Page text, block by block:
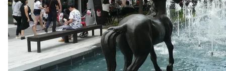
торкнулася й збирання сміття та його
Нерівність і
Життя в цьому наскрізь комп'ютеризованому
повноцінне життя в Сонґдо, потрібно мати дохід
отримало назву «цифрова нерівність».
Однак творці міста — приватні корпорації — так